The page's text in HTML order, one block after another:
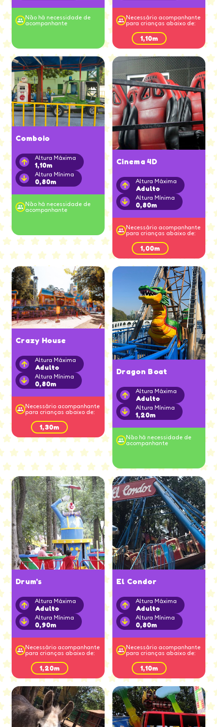
Não há necessidade de
acompanhante
Necessário acompanhante
para crianças abaixo de:
1,10m
Comboio
Altura Máxima
1,10m
Altura Mínima
0,80m
Não há necessidade de
acompanhante
Cinema 4D
Altura Máxima
Adulto
Altura Mínima
0,80m
Necessário acompanhante
para crianças abaixo de:
1,00m
Crazy House
Altura Máxima
Adulto
Altura Mínima
0,80m
Necessário acompanhante
para crianças abaixo de:
1,30m
Dragon Boat
Altura Máxima
Adulto
Altura Mínima
1,20m
Não há necessidade de
acompanhante
Drum's
Altura Máxima
Adulto
Altura Mínima
0,90m
Necessário acompanhante
para crianças abaixo de:
1,20m
El Condor
Altura Máxima
Adulto
Altura Mínima
0,80m
Necessário acompanhante
para crianças abaixo de:
1,10m